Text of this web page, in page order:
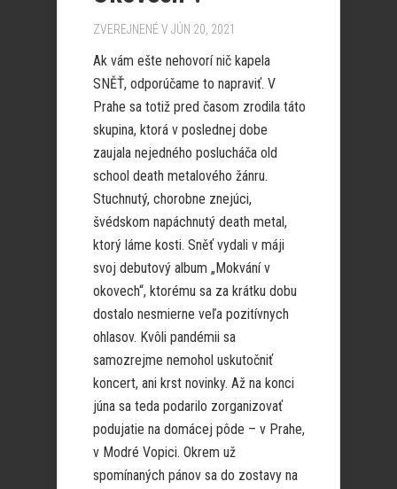
ZVEREJNENÉ V JÚN 20, 2021
Ak vám ešte nehovorí nič kapela
SNĚŤ, odporúčame to napraviť. V
Prahe sa totiž pred časom zrodila táto
skupina, ktorá v poslednej dobe
zaujala nejedného poslucháča old
school death metalového žánru.
Stuchnutý, chorobne znejúci,
švédskom napáchnutý death metal,
ktorý láme kosti. Sněť vydali v máji
svoj debutový album „Mokvání v
okovech“, ktorému sa za krátku dobu
dostalo nesmierne veľa pozitívnych
ohlasov. Kvôli pandémii sa
samozrejme nemohol uskutočniť
koncert, ani krst novinky. Až na konci
júna sa teda podarilo zorganizovať
podujatie na domácej pôde – v Prahe,
v Modré Vopici. Okrem už
spomínaných pánov sa do zostavy na